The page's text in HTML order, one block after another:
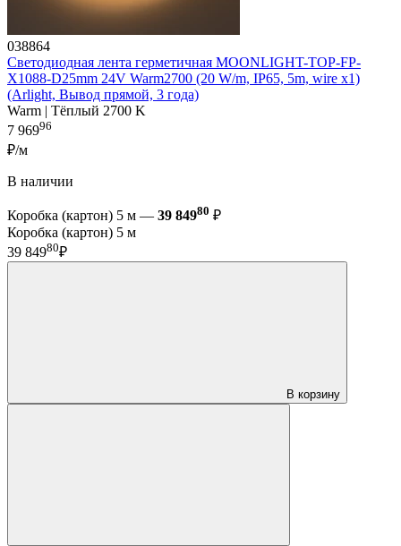
038864
Светодиодная лента герметичная MOONLIGHT-TOP-FP-
X1088-D25mm 24V Warm2700 (20 W/m, IP65, 5m, wire x1)
(Arlight, Вывод прямой, 3 года)
Warm | Тёплый 2700 K
7 96996
₽/м
В наличии
Коробка (картон) 5 м — 39 84980 ₽
Коробка (картон) 5 м
39 84980₽
В корзину